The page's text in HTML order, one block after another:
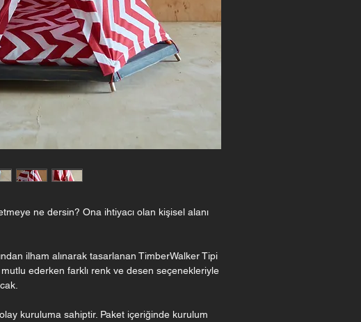
ne dersin? Ona ihtiyacı olan kişisel alanı
ilham alınarak tasarlanan TimberWalker Tipi
mutlu ederken farklı renk ve desen seçenekleriyle
kuruluma sahiptir. Paket içeriğinde kurulum